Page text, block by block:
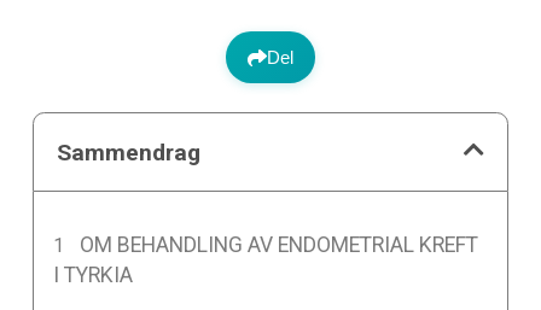
Del
Sammendrag
OM BEHANDLING AV ENDOMETRIAL KREFT
I TYRKIA